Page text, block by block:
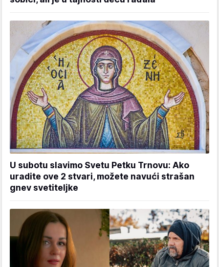
U subotu slavimo Svetu Petku Trnovu: Ako
uradite ove 2 stvari, možete navući strašan
gnev svetiteljke